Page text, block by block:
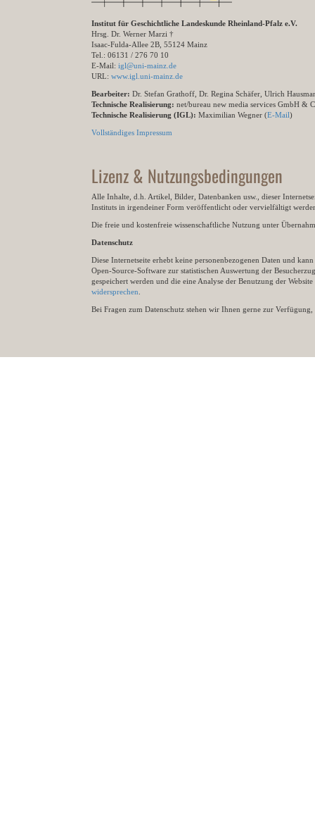
Institut für Geschichtliche Landeskunde Rheinland-Pfalz e.V.
Hrsg. Dr. Werner Marzi †
Isaac-Fulda-Allee 2B, 55124 Mainz
Tel.: 06131 / 276 70 10
E-Mail: igl@uni-mainz.de
URL: www.igl.uni-mainz.de
Bearbeiter: Dr. Stefan Grathoff, Dr. Regina Schäfer, Ulrich
Technische Realisierung: net/bureau new media services GmbH &
Technische Realisierung (IGL): Maximilian Wegner (E-Mail)
Vollständiges Impressum
Lizenz & Nutzungsbedingungen
Alle Inhalte, d.h. Artikel, Bilder, Datenbanken usw., dieser
Instituts in irgendeiner Form veröffentlicht oder vervielfältigt
Die freie und kostenfreie wissenschaftliche Nutzung unter
Datenschutz
Diese Internetseite erhebt keine personenbezogenen Daten und
Open-Source-Software zur statistischen Auswertung der
gespeichert werden und die eine Analyse der Benutzung der
widersprechen
Bei Fragen zum Datenschutz stehen wir Ihnen gerne zur